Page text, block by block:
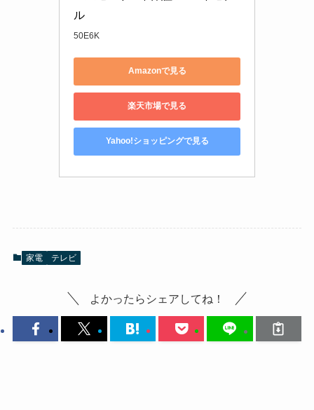
ル
50E6K
Amazonで見る
楽天市場で見る
Yahoo!ショッピングで見る
家電 テレビ
よかったらシェアしてね！